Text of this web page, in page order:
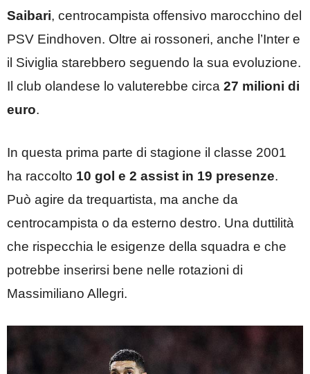
Saibari, centrocampista offensivo marocchino del
PSV Eindhoven. Oltre ai rossoneri, anche l’Inter e
il Siviglia starebbero seguendo la sua evoluzione.
Il club olandese lo valuterebbe circa 27 milioni di
euro.
In questa prima parte di stagione il classe 2001
ha raccolto 10 gol e 2 assist in 19 presenze.
Può agire da trequartista, ma anche da
centrocampista o da esterno destro. Una duttilità
che rispecchia le esigenze della squadra e che
potrebbe inserirsi bene nelle rotazioni di
Massimiliano Allegri.